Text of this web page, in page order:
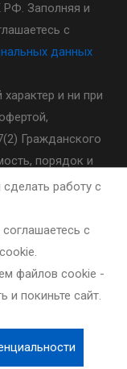
РФ. Заполняя и
с
данных
и ни при
Гражданского
порядок и
на сайте
автошколы.
работу с
с
файлов cookie -
и покиньте сайт.